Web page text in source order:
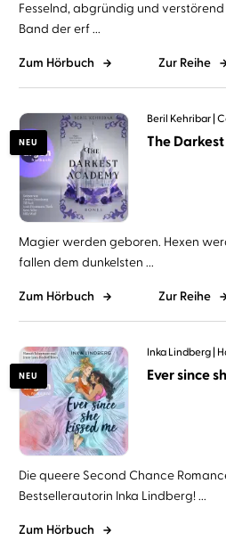
Fesselnd, abgründig und
Band der erf ...
Zum Hörbuch Zur Reihe
NEU
Beril Kehribar
The
Magier werden geboren. Hexen
fallen dem dunkelsten ...
Zum Hörbuch Zur Reihe
NEU
Inka Lindberg
Ever since
Die queere Second Chance
Bestsellerautorin Inka Lindberg! ...
Zum Hörbuch